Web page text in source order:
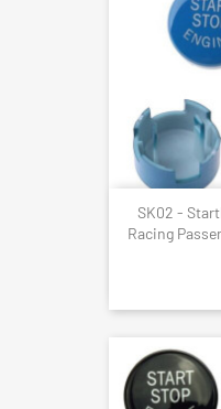
SK02 -
Racing